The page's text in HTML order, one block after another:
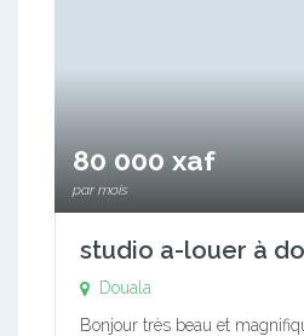
80 000 xaf
par mois
studio a-louer à
Douala
Bonjour très beau et